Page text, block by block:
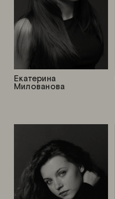
Екатерина
Милованова